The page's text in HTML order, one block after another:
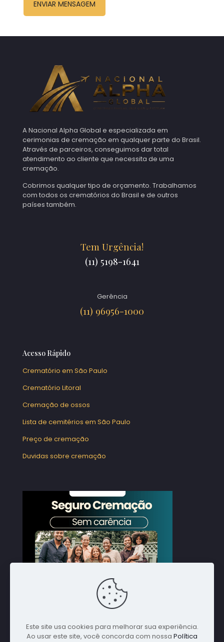
A Nacional Alpha Global e especializada em
cerimonias de cremação em qualquer parte do Brasil.
Através de parceiros, conseguimos dar total
atendimento ao cliente que necessita de uma
cremação.
Cobrimos qualquer tipo de orçamento. Trabalhamos
com todos os crematórios do Brasil e de outros
países também.
Tem Urgência!
(11) 5198-1641
Gerência
(11) 96956-1000
Acesso Rápido
Crematório em São Paulo
Crematório Litoral
Cremação de ossos
Lista de cemitérios em São Paulo
Preço de cremação
Duvidas sobre cremação
Este site usa cookies para melhorar sua experiência.
Ao usar este site, você concorda com nossa Política